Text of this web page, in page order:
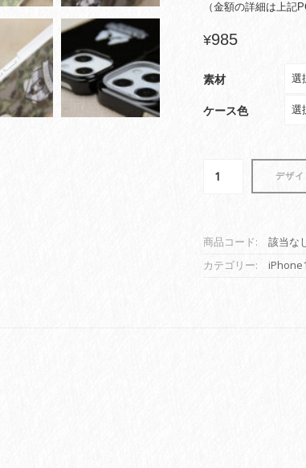
（金額の詳細は上記
¥985
素材
ケース色
印
刷
(iPhone13
デザ
商品コード:
該当な
カテゴリー: